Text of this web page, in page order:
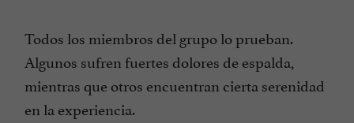
Todos los miembros del grupo lo prueban.
Algunos sufren fuertes dolores de espalda,
mientras que otros encuentran cierta serenidad
en la experiencia.